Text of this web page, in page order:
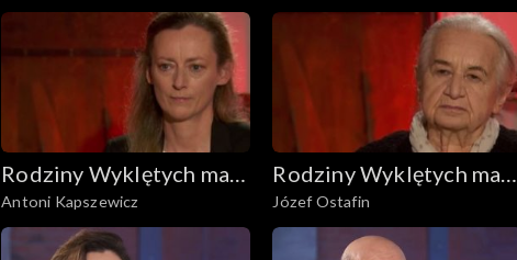
Rodziny Wyklętych mają
głos
Antoni Kapszewicz
Rodziny Wyklętych mają
głos
Józef Ostafin